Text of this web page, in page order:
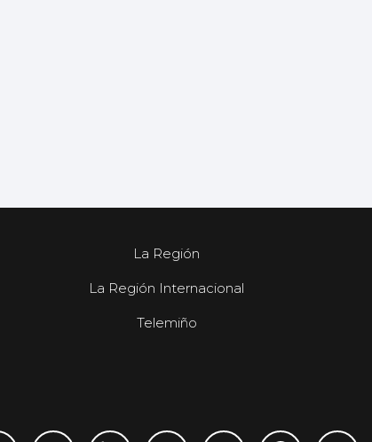
La Región
La Región Internacional
Telemiño